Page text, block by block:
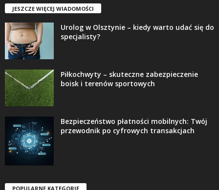
JESZCZE WIĘCEJ WIADOMOŚCI
Urolog w Olsztynie – kiedy warto udać się do
specjalisty?
Piłkochwyty – skuteczne zabezpieczenie
boisk i terenów sportowych
Bezpieczeństwo płatności mobilnych: Twój
przewodnik po cyfrowych transakcjach
POPULARNE KATEGORIE